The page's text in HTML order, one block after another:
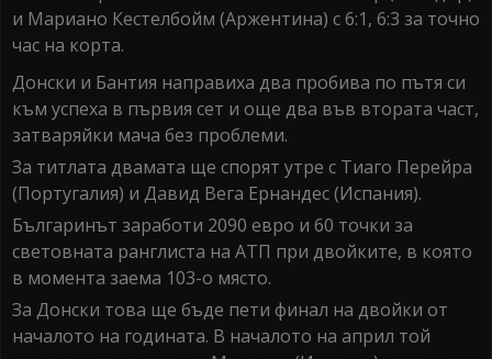
и Мариано Кестелбойм (Аржентина) с 6:1, 6:3 за точно
час на корта.
Донски и Бантия направиха два пробива по пътя си
към успеха в първия сет и още два във втората част,
затваряйки мача без проблеми.
За титлата двамата ще спорят утре с Тиаго Перейра
(Португалия) и Давид Вега Ернандес (Испания).
Българинът заработи 2090 евро и 60 точки за
световната ранглиста на АТП при двойките, в която
в момента заема 103-о място.
За Донски това ще бъде пети финал на двойки от
началото на годината. В началото на април той